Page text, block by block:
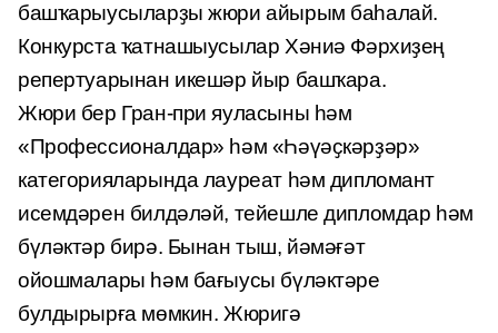
башҡарыусыларҙы жюри айырым баһалай.
Конкурста ҡатнашыусылар Хәниә Фәрхиҙең
репертуарынан икешәр йыр башҡара.
Жюри бер Гран-при яуласыны һәм
«Профессионалдар» һәм «Һәүәҫкәрҙәр»
категорияларында лауреат һәм дипломант
исемдәрен билдәләй, тейешле дипломдар һәм
бүләктәр бирә. Бынан тыш, йәмәғәт
ойошмалары һәм бағыусы бүләктәре
булдырырға мөмкин. Жюригә